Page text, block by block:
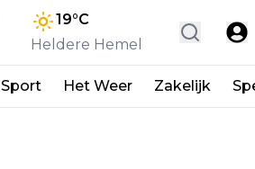
19°C
Heldere Hemel
Sport Het Weer Zakelijk